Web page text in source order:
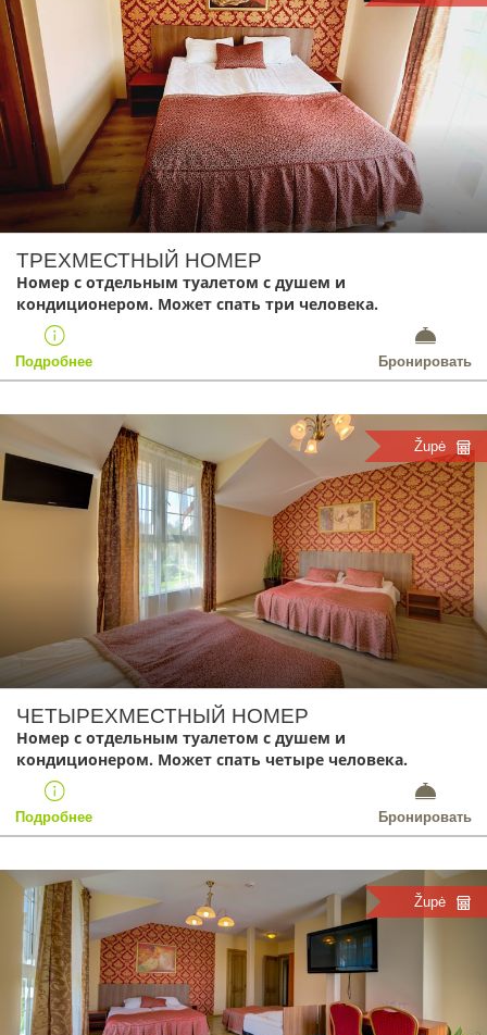
ТРЕХМЕСТНЫЙ НОМЕР
Номер с отдельным туалетом с душем и
кондиционером. Может спать тpи человека.
Подробнее Бронировать
Župė
ЧЕТЫРЕХМЕСТНЫЙ НОМЕР
Номер с отдельным туалетом с душем и
кондиционером. Может спать четыре человека.
Подробнее Бронировать
Župė